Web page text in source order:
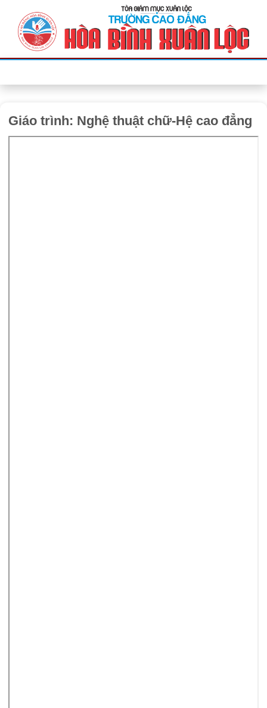
Giáo trình: Nghệ thuật chữ-Hệ cao đẳng